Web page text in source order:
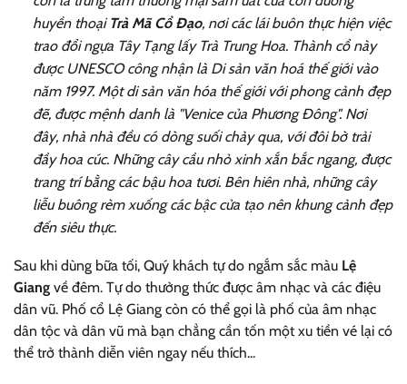
huyền thoại Trà Mã Cổ Đạo, nơi các lái buôn thực hiện việc
trao đổi ngựa Tây Tạng lấy Trà Trung Hoa. Thành cổ này
được UNESCO công nhận là Di sản văn hoá thế giới vào
năm 1997. Một di sản văn hóa thế giới với phong cảnh đẹp
đẽ, được mệnh danh là "Venice của Phương Đông". Nơi
đây, nhà nhà đều có dòng suối chảy qua, với đôi bờ trải
đầy hoa cúc. Những cây cầu nhỏ xinh xắn bắc ngang, được
trang trí bằng các bậu hoa tươi. Bên hiên nhà, những cây
liễu buông rèm xuống các bậc cửa tạo nên khung cảnh đẹp
đến siêu thực.
Sau khi dùng bữa tối, Quý khách tự do ngắm sắc màu Lệ
Giang về đêm. Tự do thưởng thức được âm nhạc và các điệu
dân vũ. Phố cổ Lệ Giang còn có thể gọi là phố của âm nhạc
dân tộc và dân vũ mà bạn chẳng cần tốn một xu tiền vé lại có
thể trở thành diễn viên ngay nếu thích...